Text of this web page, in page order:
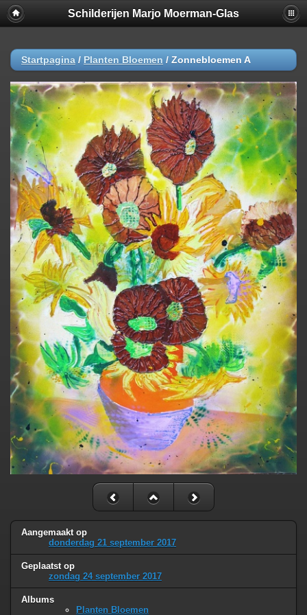
Schilderijen Marjo Moerman-Glas
Startpagina / Planten Bloemen / Zonnebloemen A
Aangemaakt op
donderdag 21 september 2017
Geplaatst op
zondag 24 september 2017
Albums
Planten Bloemen